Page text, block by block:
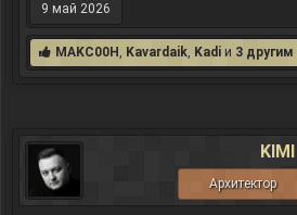
9 май 2026
MAKC00H , Kavardaik, Kadi и 3 другим
KIMI
Архитектор